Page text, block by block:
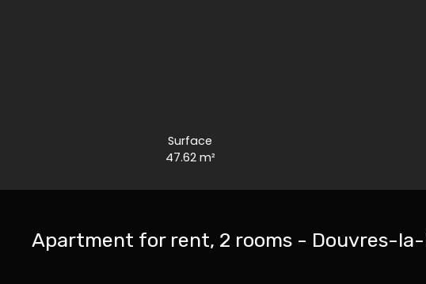
Surface
47.62 m²
Apartment for rent, 2 rooms - Douvres-